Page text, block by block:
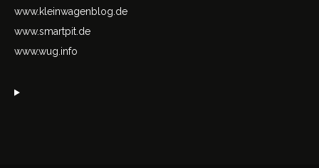
www.kleinwagenblog.de
www.smartpit.de
www.wug.info